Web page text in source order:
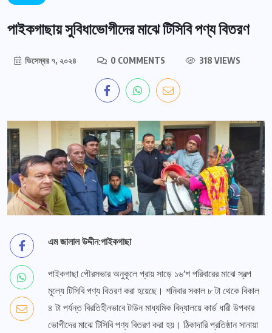
পাইকগাছায় সুবিধাভোগীদের মাঝে টিসিবি পণ্য বিতরণ
ডিসেম্বর ৭, ২০২৪ 0 COMMENTS 318 VIEWS
এম জালাল উদ্দীন:পাইকগাছা
পাইকগাছা পৌরসভার অনুকূলে প্রায় সাড়ে ১৬’শ পরিবারের মাঝে স্বল্প
মূল্যে টিসিবি পণ্য বিতরণ করা হয়েছে। শনিবার সকাল ৮ টা থেকে বিকাল
৪ টা পর্যন্ত বিরতিহীনভাবে টাউন মাধ্যমিক বিদ্যালয়ে কার্ড ধারী উপকার
ভোগীদের মাঝে টিসিবি পণ্য বিতরণ করা হয়। ঠিকাদারি প্রতিষ্ঠান সানায়া